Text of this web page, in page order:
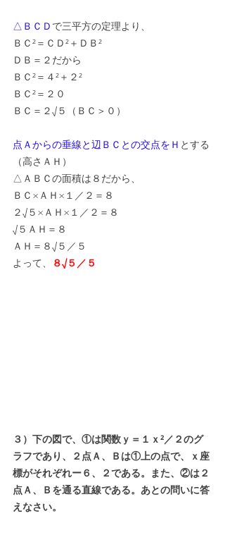
△ＢＣＤ で三平方の定理より、
ＢＣ²＝ＣＤ²＋ＤＢ²
ＤＢ＝２だから
ＢＣ²＝４²＋２²
ＢＣ²＝２０
ＢＣ＝２√５（ＢＣ＞０）
点Ａからの垂線と辺ＢＣとの交点をＨ とする
（高さＡＨ）
△ＡＢＣの面積は８だから、
ＢＣ×ＡＨ×１／２＝８
２√５×ＡＨ×１／２＝８
√５ＡＨ＝８
ＡＨ＝８√５／５
よって、
８√５／５
３）下の図で、①は関数ｙ＝１ｘ²／２のグ
ラフであり、２点Ａ、Ｂは①上の点で、ｘ座
標がそれぞれー６、２である。また、②は２
点Ａ、Ｂを通る直線である。あとの問いに答
えなさい。